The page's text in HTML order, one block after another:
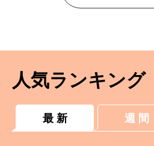
人気ランキング
最 新 週 間